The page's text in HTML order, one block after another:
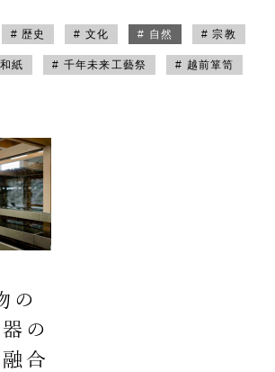
# 歴史 # 文化 # 自然 # 宗教
紙 # 千年未来工藝祭 # 越前箪笥
の
の
合